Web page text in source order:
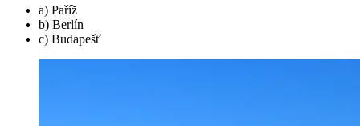
a) Paříž
b) Berlín
c) Budapešť